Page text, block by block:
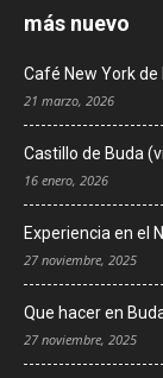
más nuevo
Café New York
21 marzo, 2026
Castillo de Buda
16 enero, 2026
Experiencia en el
27 noviembre, 2025
Que hacer en
27 noviembre, 2025